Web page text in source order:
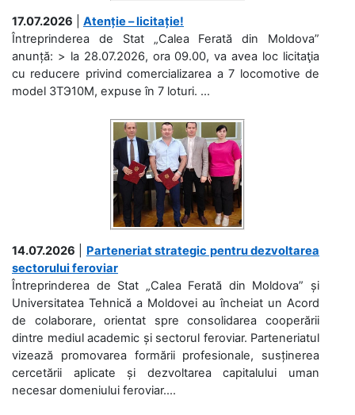
17.07.2026
Atenție – licitație!
Întreprinderea de Stat „Calea Ferată din Moldova”
anunță: > la 28.07.2026, ora 09.00, va avea loc licitaţia
cu reducere privind comercializarea a 7 locomotive de
model 3ТЭ10М, expuse în 7 loturi. ...
14.07.2026
Parteneriat strategic pentru dezvoltarea
sectorului feroviar
Întreprinderea de Stat „Calea Ferată din Moldova” și
Universitatea Tehnică a Moldovei au încheiat un Acord
de colaborare, orientat spre consolidarea cooperării
dintre mediul academic și sectorul feroviar. Parteneriatul
vizează promovarea formării profesionale, susținerea
cercetării aplicate și dezvoltarea capitalului uman
necesar domeniului feroviar....